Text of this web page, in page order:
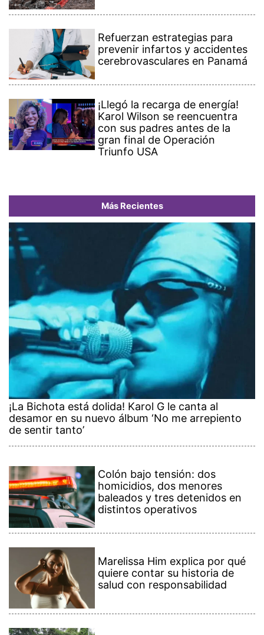
Refuerzan estrategias para
prevenir infartos y accidentes
cerebrovasculares en Panamá
¡Llegó la recarga de energía!
Karol Wilson se reencuentra
con sus padres antes de la
gran final de Operación
Triunfo USA
Más Recientes
¡La Bichota está dolida! Karol G le canta al
desamor en su nuevo álbum ‘No me arrepiento
de sentir tanto’
Colón bajo tensión: dos
homicidios, dos menores
baleados y tres detenidos en
distintos operativos
Marelissa Him explica por qué
quiere contar su historia de
salud con responsabilidad